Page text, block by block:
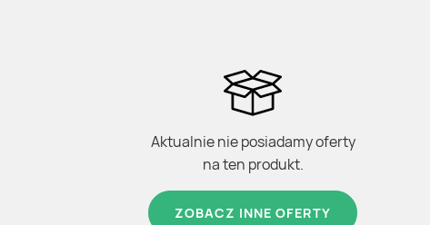
Aktualnie nie posiadamy oferty
na ten produkt.
ZOBACZ INNE OFERTY